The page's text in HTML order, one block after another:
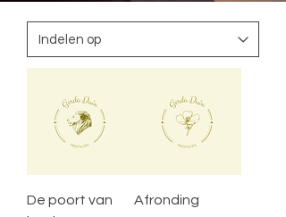
De poort van
Afronding